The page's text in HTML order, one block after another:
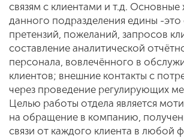
связям с клиентами и т.д.
данного подразделения едины -это
претензий, пожеланий, запросов
составление аналитической
персонала, вовлечённого в
клиентов; внешние контакты с
через проведение регулирующих
Целью работы отдела является
на обращение в компанию,
связи от каждого клиента в любой